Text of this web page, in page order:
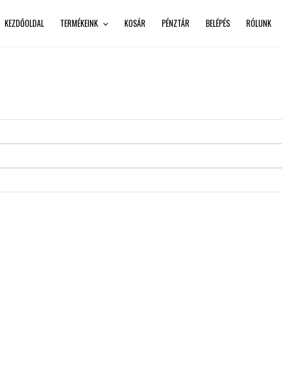
KEZDŐOLDAL TERMÉKEINK KOSÁR PÉNZTÁR BELÉPÉS RÓLUNK